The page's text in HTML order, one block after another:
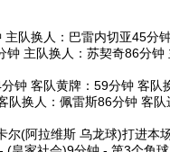
队换人：巴雷内切亚45
钟 主队换人：苏契奇86分
钟 客队黄牌：59分钟 客
队换人：佩雷斯86分钟 客
(阿拉维斯 乌龙球)打进本